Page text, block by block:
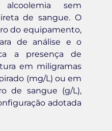
sem
de sangue. O
do equipamento,
de análise e o
a presença de
em miligramas
(mg/L) ou em
de sangue (g/L),
adotada